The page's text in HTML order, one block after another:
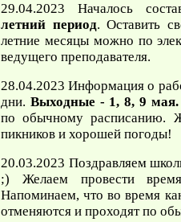
29.04.2023 Началось
летний период. Оставить
летние месяцы можно по
ведущего преподавателя.
28.04.2023 Информация о
дни. Выходные - 1, 8, 9 мая.
по обычному расписанию.
пикников и хорошей погоды!
20.03.2023 Поздравляем
;) Желаем провести
Напоминаем, что во время
отменяются и проходят по